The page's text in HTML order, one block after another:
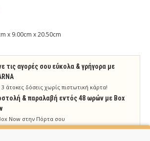
x 9.00cm x 20.50cm
τις αγορές σου εύκολα & γρήγορα με
άτοκες δόσεις χωρίς πιστωτική κάρτα!
& παραλαβή εντός 48 ωρών με Box
Now στην Πόρτα σου